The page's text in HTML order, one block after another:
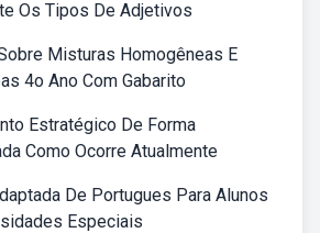
Os Tipos De Adjetivos
Misturas Homogêneas E
4o Ano Com Gabarito
Estratégico De Forma
Como Ocorre Atualmente
De Portugues Para Alunos
Especiais